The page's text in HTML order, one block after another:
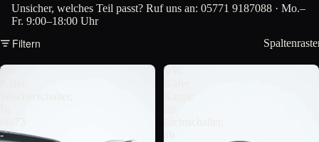
Unsicher, welches Teil passt? Ruf uns an: 05771 9187088 · Mo.–
Fr. 9:00–18:00 Uhr
Filtern
VW
Wischerschalter,
-
VW
Lichtschalter,